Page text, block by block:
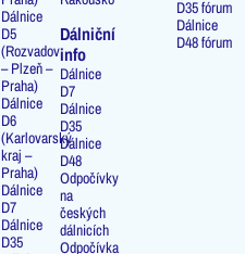
Dálnice
D5
(Rozvadov
– Plzeň –
Praha)
Dálnice
D6
(Karlovarský
kraj –
Praha)
Dálnice
D7
Dálnice
D35
Dálniční
info
Dálnice
D7
Dálnice
D35
Dálnice
D48
Odpočívky
na
českých
dálnicích
Odpočívka
D35 fórum
Dálnice
D48 fórum